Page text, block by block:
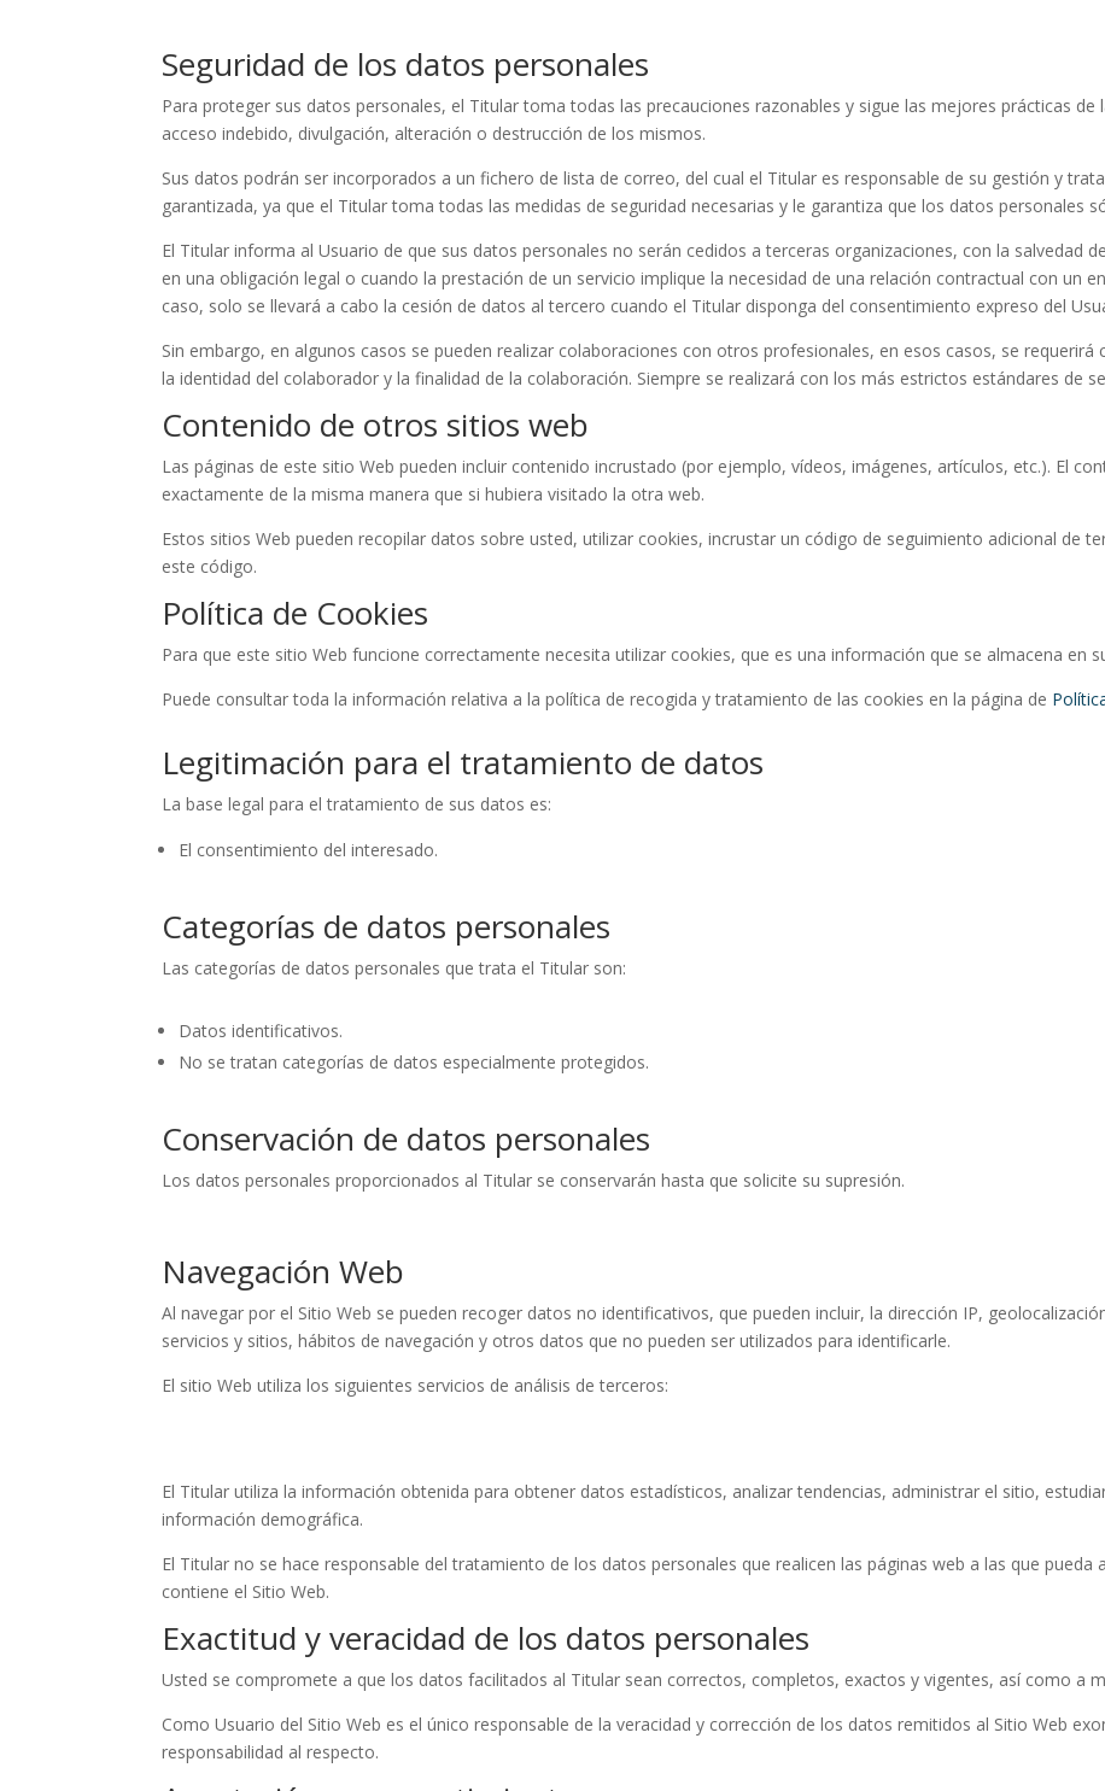
Seguridad de los datos personales
Para proteger sus datos personales, el Titular toma todas las precauciones razonables y sigue las mejores prácticas
acceso indebido, divulgación, alteración o destrucción de los mismos.
Sus datos podrán ser incorporados a un fichero de lista de correo, del cual el Titular es responsable de su gestión y
garantizada, ya que el Titular toma todas las medidas de seguridad necesarias y le garantiza que los datos personales
El Titular informa al Usuario de que sus datos personales no serán cedidos a terceras organizaciones, con la salvedad
en una obligación legal o cuando la prestación de un servicio implique la necesidad de una relación contractual con un
caso, solo se llevará a cabo la cesión de datos al tercero cuando el Titular disponga del consentimiento expreso del
Sin embargo, en algunos casos se pueden realizar colaboraciones con otros profesionales, en esos casos, se
la identidad del colaborador y la finalidad de la colaboración. Siempre se realizará con los más estrictos estándares de
Contenido de otros sitios web
Las páginas de este sitio Web pueden incluir contenido incrustado (por ejemplo, vídeos, imágenes, artículos, etc.). El
exactamente de la misma manera que si hubiera visitado la otra web.
Estos sitios Web pueden recopilar datos sobre usted, utilizar cookies, incrustar un código de seguimiento adicional de
este código.
Política de Cookies
Para que este sitio Web funcione correctamente necesita utilizar cookies, que es una información que se almacena en
Puede consultar toda la información relativa a la política de recogida y tratamiento de las cookies en la página de
Legitimación para el tratamiento de datos
La base legal para el tratamiento de sus datos es:
El consentimiento del interesado.
Categorías de datos personales
Las categorías de datos personales que trata el Titular son:
Datos identificativos.
No se tratan categorías de datos especialmente protegidos.
Conservación de datos personales
Los datos personales proporcionados al Titular se conservarán hasta que solicite su supresión.
Navegación Web
Al navegar por el Sitio Web se pueden recoger datos no identificativos, que pueden incluir, la dirección IP,
servicios y sitios, hábitos de navegación y otros datos que no pueden ser utilizados para identificarle.
El sitio Web utiliza los siguientes servicios de análisis de terceros:
El Titular utiliza la información obtenida para obtener datos estadísticos, analizar tendencias, administrar el sitio,
información demográfica.
El Titular no se hace responsable del tratamiento de los datos personales que realicen las páginas web a las que pueda
contiene el Sitio Web.
Exactitud y veracidad de los datos personales
Usted se compromete a que los datos facilitados al Titular sean correctos, completos, exactos y vigentes, así como a
Como Usuario del Sitio Web es el único responsable de la veracidad y corrección de los datos remitidos al Sitio Web
responsabilidad al respecto.